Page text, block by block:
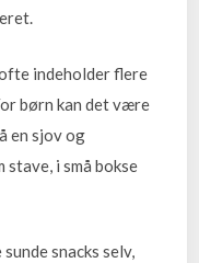
indeholder flere
børn kan det være
en sjov og
stave, i små bokse
snacks selv,